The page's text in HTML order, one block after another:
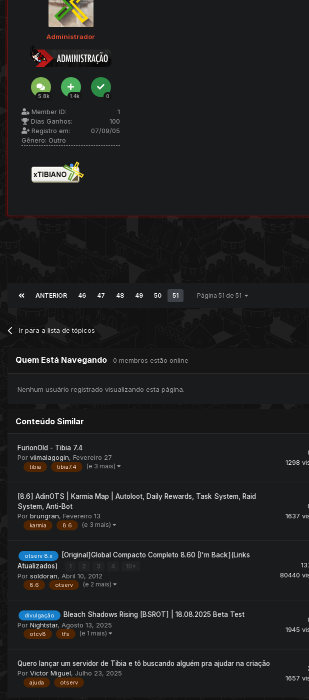
Administrador
5.8k 1.4k 0
Member ID:
1
Dias Ganhos:
100
Registro em:
07/09/05
Gênero: Outro
ANTERIOR 46 47 48 49 50 51 Página 51 de 51
Ir para a lista de tópicos
Quem Está Navegando 0 membros estão online
Nenhum usuário registrado visualizando esta página.
Conteúdo Similar
FurionOld - Tibia 7.4
Por viimalagogin, Fevereiro 27
tibia tibia7.4 (e 3 mais)
1298
[8.6] AdinOTS | Karmia Map | Autoloot, Daily Rewards, Task System, Raid
System, Anti-Bot
Por brungran, Fevereiro 13
karmia 8.6 (e 3 mais)
1637
otserv 8.x
[Original]Global Compacto Completo 8.60 [I'm Back](Links
Atualizados)
1 2 3 4 10
Por soldoran, Abril 10, 2012
8.6 otserv (e 2 mais)
80440
divulgação
Bleach Shadows Rising [BSROT] | 18.08.2025 Beta Test
Por Nightstar, Agosto 13, 2025
otcv8 tfs (e 1 mais)
1945
Quero lançar um servidor de Tibia e tô buscando alguém pra ajudar na criação
Por Victor Miguel, Julho 23, 2025
ajuda otserv
1657